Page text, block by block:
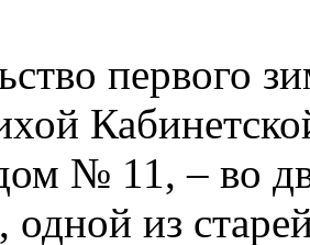
первого
№ 11, – во
одной из